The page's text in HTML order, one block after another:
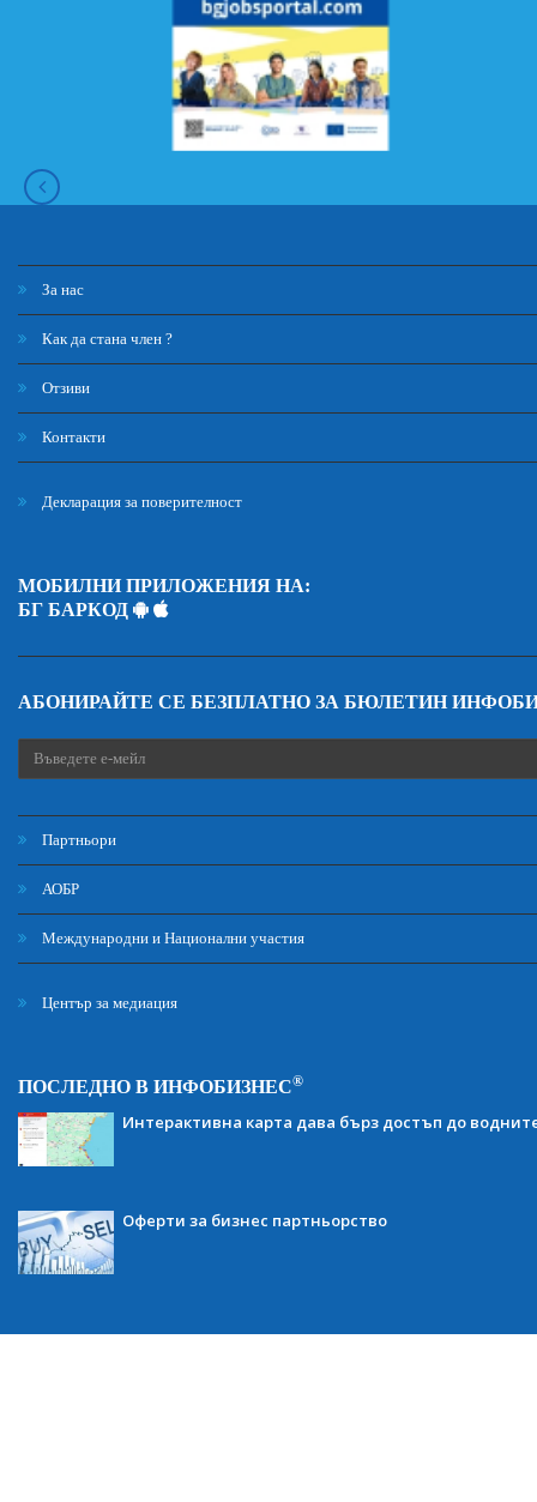
За нас
Как да стана член ?
Отзиви
Контакти
Декларация за поверителност
МОБИЛНИ ПРИЛОЖЕНИЯ НА:
БГ БАРКОД
АБОНИРАЙТЕ СЕ БЕЗПЛАТНО ЗА БЮЛЕТИН
Партньори
АОБР
Международни и Национални участия
Център за медиация
ПОСЛЕДНО В ИНФОБИЗНЕС®
Интерактивна карта дава бърз достъп до
Оферти за бизнес партньорство